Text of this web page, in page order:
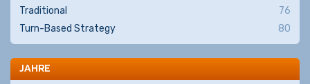
Traditional
76
Turn-Based Strategy
80
JAHRE